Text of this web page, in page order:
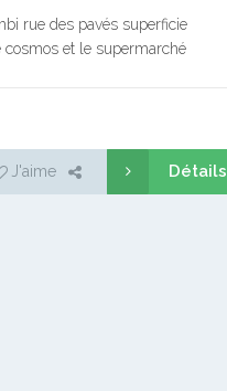
rue des pavés superficie
et le supermarché
J'aime Détails